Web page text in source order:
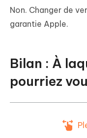
Non. Changer de
garantie Apple.
Bilan : À
pourriez